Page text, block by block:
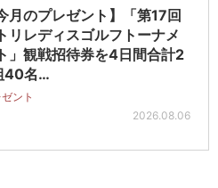
月のプレゼント】「第17回
リレディスゴルフトーナメ
」観戦招待券を4日間合計2
40名…
ント
2026.08.06